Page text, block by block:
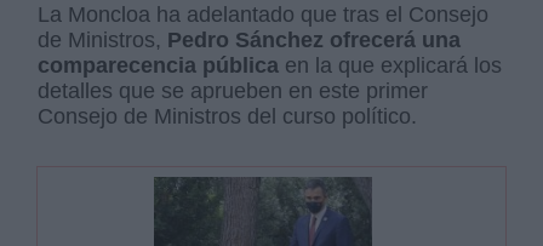
La Moncloa ha adelantado que tras el Consejo
de Ministros, Pedro Sánchez ofrecerá una
comparecencia pública en la que explicará los
detalles que se aprueben en este primer
Consejo de Ministros del curso político.